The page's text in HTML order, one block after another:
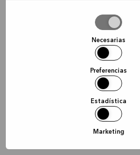
Necesarias
Preferencias
Estadística
Marketing